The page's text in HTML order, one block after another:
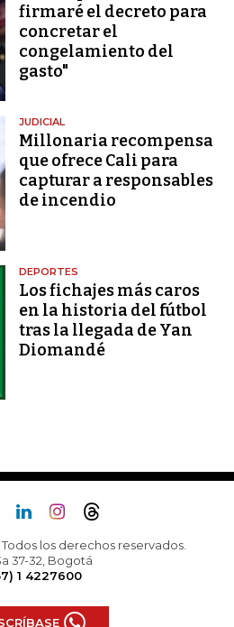
firmaré el decreto para
concretar el
congelamiento del
gasto"
JUDICIAL
Millonaria recompensa
que ofrece Cali para
capturar a responsables
de incendio
DEPORTES
Los fichajes más caros
en la historia del fútbol
tras la llegada de Yan
Diomandé
los derechos reservados.
37-32, Bogotá
1 4227600